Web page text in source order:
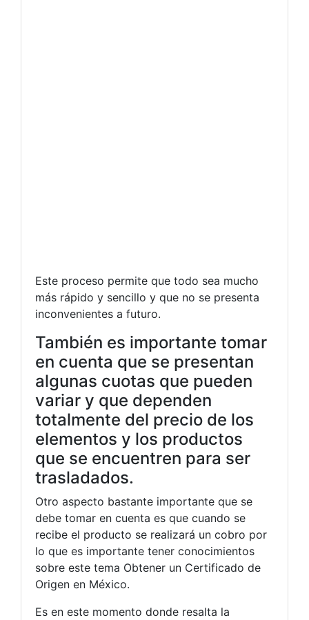
Este proceso permite que todo sea mucho
más rápido y sencillo y que no se presenta
inconvenientes a futuro.
También es importante tomar
en cuenta que se presentan
algunas cuotas que pueden
variar y que dependen
totalmente del precio de los
elementos y los productos
que se encuentren para ser
trasladados.
Otro aspecto bastante importante que se
debe tomar en cuenta es que cuando se
recibe el producto se realizará un cobro por
lo que es importante tener conocimientos
sobre este tema Obtener un Certificado de
Origen en México.
Es en este momento donde resalta la